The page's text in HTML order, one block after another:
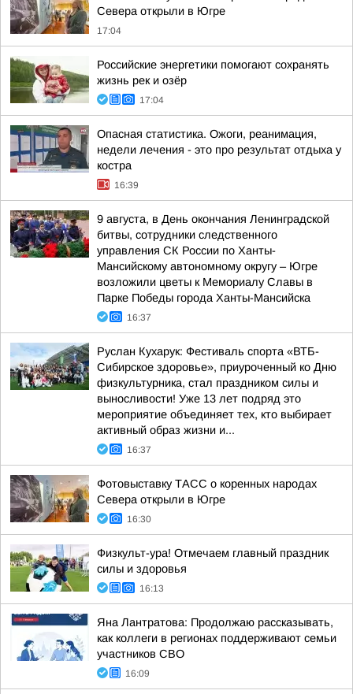
Севера открыли в Югре
17:04
Российские энергетики помогают сохранять
жизнь рек и озёр
17:04
Опасная статистика. Ожоги, реанимация,
недели лечения - это про результат отдыха у
костра
16:39
9 августа, в День окончания Ленинградской
битвы, сотрудники следственного
управления СК России по Ханты-
Мансийскому автономному округу – Югре
возложили цветы к Мемориалу Славы в
Парке Победы города Ханты-Мансийска
16:37
Руслан Кухарук: Фестиваль спорта «ВТБ-
Сибирское здоровье», приуроченный ко Дню
физкультурника, стал праздником силы и
выносливости! Уже 13 лет подряд это
мероприятие объединяет тех, кто выбирает
активный образ жизни и...
16:37
Фотовыставку ТАСС о коренных народах
Севера открыли в Югре
16:30
Физкульт-ура! Отмечаем главный праздник
силы и здоровья
16:13
Яна Лантратова: Продолжаю рассказывать,
как коллеги в регионах поддерживают семьи
участников СВО
16:09